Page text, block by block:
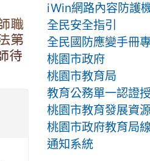
職
第
待
iWin網路內容防護
全民安全指引
全民國防應變手冊
桃園市政府
桃園市教育局
教育公務單一認證
桃園市教育發展資
桃園市政府教育局
通知系統